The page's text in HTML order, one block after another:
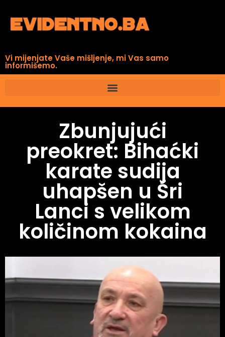
Vi mijenjate Vaše mišljenje, mi Vas samo
informišemo.
Zbunjujući
preokret: Bihaćki
karate sudija
uhapšen u Šri
Lanci s velikom
količinom kokaina